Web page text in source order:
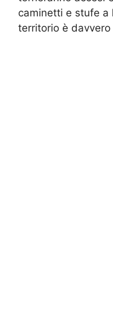
caminetti e stufe a
territorio è